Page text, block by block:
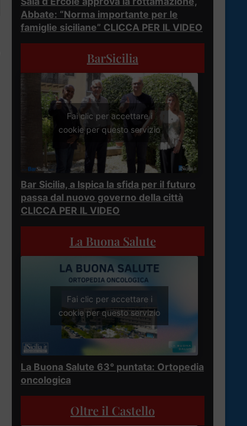
Abbate: “Norma importante per le
famiglie siciliane” CLICCA PER IL VIDEO
BarSicilia
Fai clic per accettare i
cookie per questo servizio
Bar Sicilia, a Ispica la sfida per il futuro
passa dal nuovo governo della città
CLICCA PER IL VIDEO
La Buona Salute
Fai clic per accettare i
cookie per questo servizio
La Buona Salute 63° puntata: Ortopedia
oncologica
Oltre il Castello